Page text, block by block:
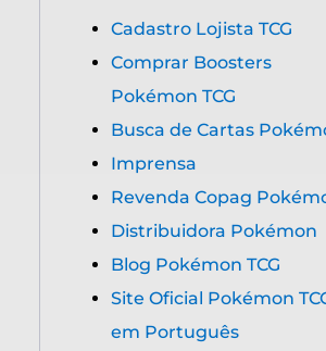
Cadastro Lojista TCG
Comprar Boosters
Pokémon TCG
Busca de Cartas
Imprensa
Revenda Copag
Distribuidora Pokémon
Blog Pokémon TCG
Site Oficial Pokémon
em Português